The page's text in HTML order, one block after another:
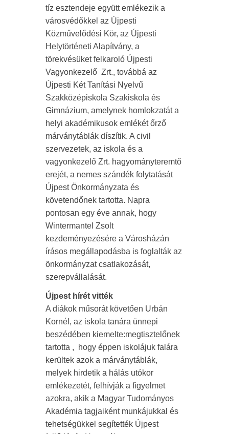
tíz esztendeje együtt emlékezik a
városvédőkkel az Újpesti
Közművelődési Kör, az Újpesti
Helytörténeti Alapítvány, a
törekvésüket felkaroló Újpesti
Vagyonkezelő Zrt., továbbá az
Újpesti Két Tanítási Nyelvű
Szakközépiskola Szakiskola és
Gimnázium, amelynek homlokzatát a
helyi akadémikusok emlékét őrző
márványtáblák díszítik. A civil
szervezetek, az iskola és a
vagyonkezelő Zrt. hagyományteremtő
erejét, a nemes szándék folytatását
Újpest Önkormányzata és
követendőnek tartotta. Napra
pontosan egy éve annak, hogy
Wintermantel Zsolt
kezdeményezésére a Városházán
írásos megállapodásba is foglalták az
önkormányzat csatlakozását,
szerepvállalását.
Újpest hírét vitték
A diákok műsorát követően Urbán
Kornél, az iskola tanára ünnepi
beszédében kiemelte:megtisztelőnek
tartotta , hogy éppen iskolájuk falára
kerültek azok a márványtáblák,
melyek hirdetik a hálás utókor
emlékezetét, felhívják a figyelmet
azokra, akik a Magyar Tudományos
Akadémia tagjaiként munkájukkal és
tehetségükkel segítették Újpest